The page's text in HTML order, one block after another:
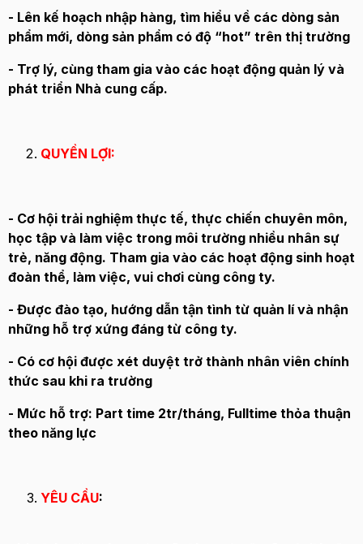
- Lên kế hoạch nhập hàng, tìm hiểu về các dòng sản
phẩm mới, dòng sản phẩm có độ “hot” trên thị trường
- Trợ lý, cùng tham gia vào các hoạt động quản lý và
phát triển Nhà cung cấp.
QUYỀN LỢI:
- Cơ hội trải nghiệm thực tế, thực chiến chuyên môn,
học tập và làm việc trong môi trường nhiều nhân sự
trẻ, năng động. Tham gia vào các hoạt động sinh hoạt
đoàn thể, làm việc, vui chơi cùng công ty.
- Được đào tạo, hướng dẫn tận tình từ quản lí và nhận
những hỗ trợ xứng đáng từ công ty.
- Có cơ hội được xét duyệt trở thành nhân viên chính
thức sau khi ra trường
- Mức hỗ trợ: Part time 2tr/tháng, Fulltime thỏa thuận
theo năng lực
YÊU CẦU: